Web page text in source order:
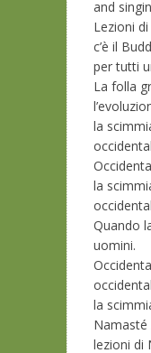
and
Lezioni
c’è il
per tutti
La folla
la
la
Quando
uomini.
la
Namasté
lezioni di